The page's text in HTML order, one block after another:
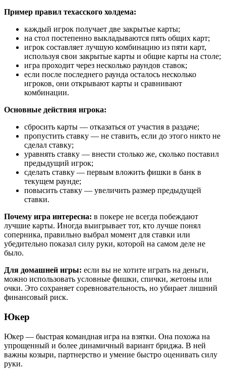
Пример правил техасского холдема:
каждый игрок получает две закрытые карты;
на стол постепенно выкладываются пять общих карт;
игрок составляет лучшую комбинацию из пяти карт,
используя свои закрытые карты и общие карты на столе;
игра проходит через несколько раундов ставок;
если после последнего раунда осталось несколько
игроков, они открывают карты и сравнивают
комбинации.
Основные действия игрока:
сбросить карты — отказаться от участия в раздаче;
пропустить ставку — не ставить, если до этого никто не
сделал ставку;
уравнять ставку — внести столько же, сколько поставил
предыдущий игрок;
сделать ставку — первым вложить фишки в банк в
текущем раунде;
повысить ставку — увеличить размер предыдущей
ставки.
Почему игра интересна: в покере не всегда побеждают
лучшие карты. Иногда выигрывает тот, кто лучше понял
соперника, правильно выбрал момент для ставки или
убедительно показал силу руки, которой на самом деле не
было.
Для домашней игры: если вы не хотите играть на деньги,
можно использовать условные фишки, спички, жетоны или
очки. Это сохраняет соревновательность, но убирает лишний
финансовый риск.
Юкер
Юкер — быстрая командная игра на взятки. Она похожа на
упрощенный и более динамичный вариант бриджа. В ней
важны козыри, партнерство и умение быстро оценивать силу
руки.